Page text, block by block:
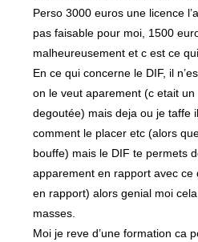
Perso 3000 euros une licence
pas faisable pour moi, 1500
malheureusement et c est ce qui
En ce qui concerne le DIF, il
on le veut aparement (c etait
degoutée) mais deja ou je taffe
comment le placer etc (alors
bouffe) mais le DIF te permets
apparement en rapport avec ce
en rapport) alors genial moi
masses.
Moi je reve d’une formation ca